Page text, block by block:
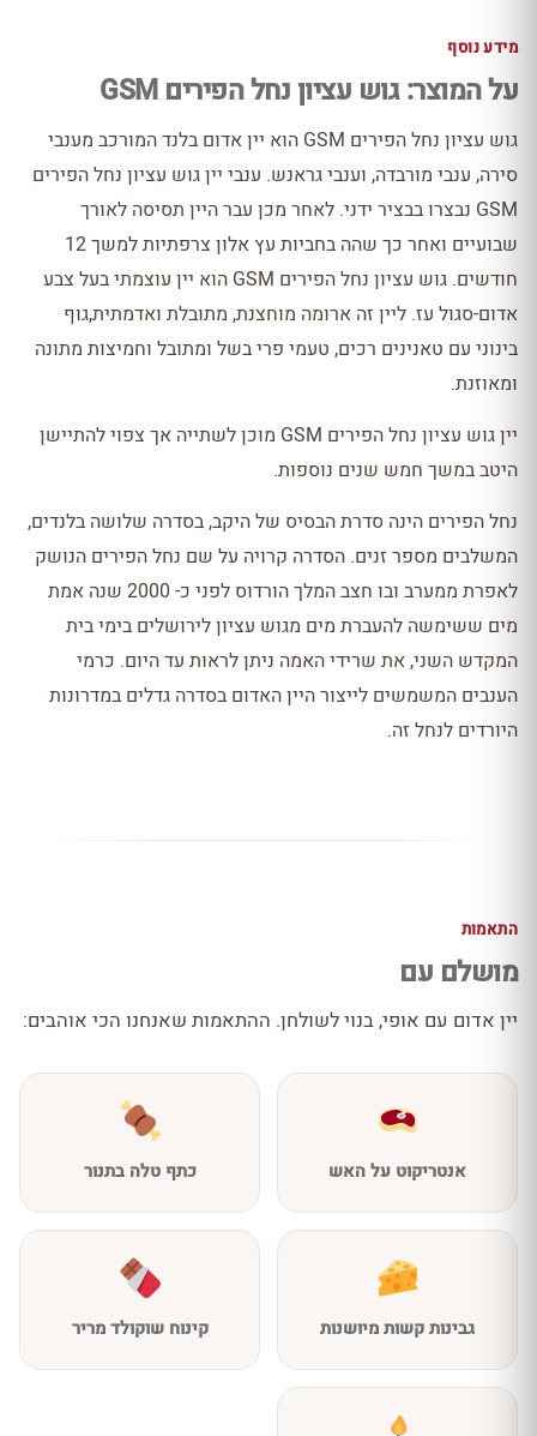
מידע נוסף
על המוצר: גוש עציון נחל הפירים GSM
גוש עציון נחל הפירים GSM הוא יין אדום בלנד המורכב מענבי
סירה, ענבי מורבדה, וענבי גראנש. ענבי יין גוש עציון נחל הפירים
GSM נבצרו בבציר ידני. לאחר מכן עבר היין תסיסה לאורך
שבועיים ואחר כך שהה בחביות עץ אלון צרפתיות למשך 12
חודשים. גוש עציון נחל הפירים GSM הוא יין עוצמתי בעל צבע
אדום-סגול עז. ליין זה ארומה מוחצנת, מתובלת ואדמתית,גוף
בינוני עם טאנינים רכים, טעמי פרי בשל ומתובל וחמיצות מתונה
ומאוזנת.
יין גוש עציון נחל הפירים GSM מוכן לשתייה אך צפוי להתיישן
היטב במשך חמש שנים נוספות.
נחל הפירים הינה סדרת הבסיס של היקב, בסדרה שלושה בלנדים,
המשלבים מספר זנים. הסדרה קרויה על שם נחל הפירים הנושק
לאפרת ממערב ובו חצב המלך הורדוס לפני כ- 2000 שנה אמת
מים ששימשה להעברת מים מגוש עציון לירושלים בימי בית
המקדש השני, את שרידי האמה ניתן לראות עד היום. כרמי
הענבים המשמשים לייצור היין האדום בסדרה גדלים במדרונות
היורדים לנחל זה.
התאמות
מושלם עם
יין אדום עם אופי, בנוי לשולחן. ההתאמות שאנחנו הכי אוהבים:
אנטריקוט על האש כתף טלה בתנור
גבינות קשות מיושנות קינוח שוקולד מריר